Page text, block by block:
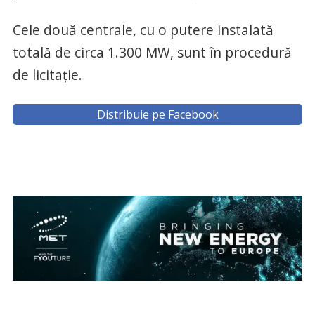
Cele două centrale, cu o putere instalată
totală de circa 1.300 MW, sunt în procedură
de licitație.
Distribuie pe Facebook